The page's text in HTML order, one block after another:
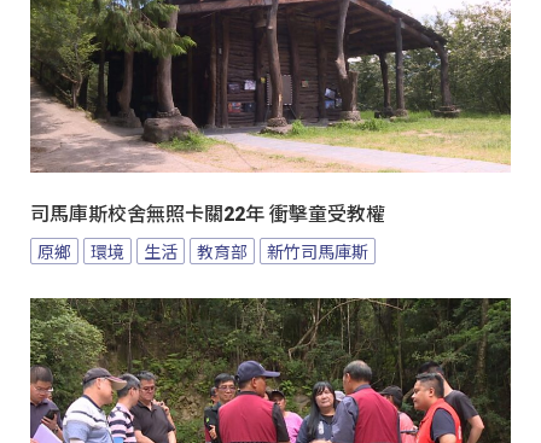
司馬庫斯校舍無照卡關22年 衝擊童受教權
原鄉 環境 生活 教育部 新竹司馬庫斯